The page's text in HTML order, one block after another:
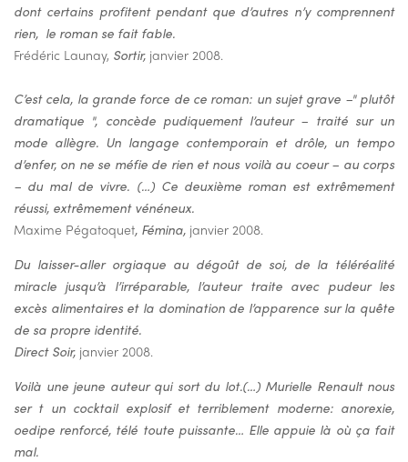
dont certains profitent pendant que d’autres n’y comprennent
rien, le roman se fait fable.
Frédéric Launay, Sortir, janvier 2008.
C’est cela, la grande force de ce roman: un sujet grave –" plutôt
dramatique ", concède pudiquement l’auteur – traité sur un
mode allègre. Un langage contemporain et drôle, un tempo
d’enfer, on ne se méfie de rien et nous voilà au coeur – au corps
– du mal de vivre. (…) Ce deuxième roman est extrêmement
réussi, extrêmement vénéneux.
Maxime Pégatoquet, Fémina, janvier 2008.
Du laisser-aller orgiaque au dégoût de soi, de la téléréalité
miracle jusqu’à l’irréparable, l’auteur traite avec pudeur les
excès alimentaires et la domination de l’apparence sur la quête
de sa propre identité.
Direct Soir, janvier 2008.
Voilà une jeune auteur qui sort du lot.(…) Murielle Renault nous
ser t un cocktail explosif et terriblement moderne: anorexie,
oedipe renforcé, télé toute puissante… Elle appuie là où ça fait
mal.